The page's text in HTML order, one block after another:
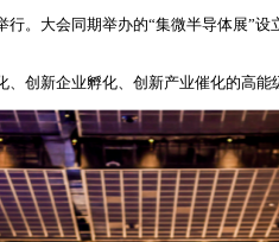
。大会同期举办的“集微半导体展”
创新企业孵化、创新产业催化的高